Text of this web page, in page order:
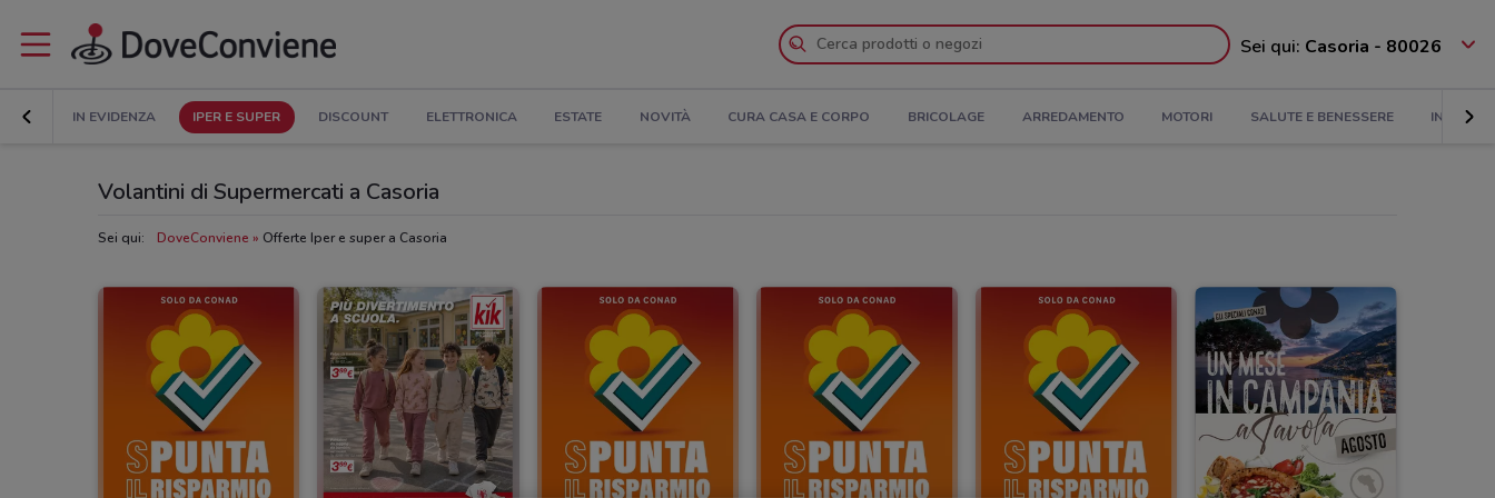
Sei qui: Casoria - 80026
IN EVIDENZA IPER E SUPER DISCOUNT ELETTRONICA ESTATE NOVITÀ CURA CASA E CORPO BRICOLAGE ARREDAMENTO MOTORI SALUTE E BENESSERE INFANZIA
Volantini di Supermercati a Casoria
Sei qui: DoveConviene Offerte Iper e super a Casoria